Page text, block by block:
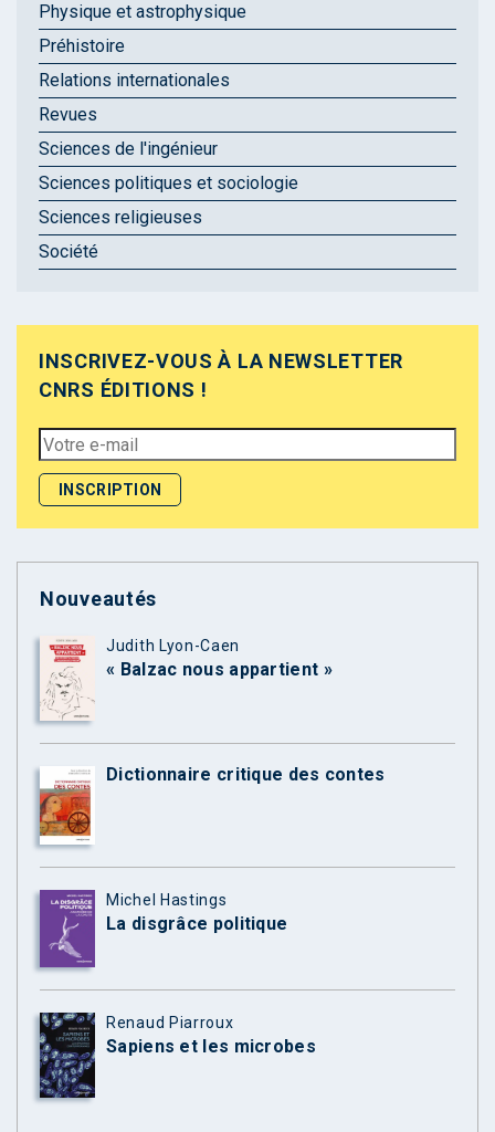
Physique et astrophysique
Préhistoire
Relations internationales
Revues
Sciences de l'ingénieur
Sciences politiques et sociologie
Sciences religieuses
Société
INSCRIVEZ-VOUS À LA NEWSLETTER
CNRS ÉDITIONS !
Nouveautés
Judith Lyon-Caen
« Balzac nous appartient »
Dictionnaire critique des contes
Michel Hastings
La disgrâce politique
Renaud Piarroux
Sapiens et les microbes